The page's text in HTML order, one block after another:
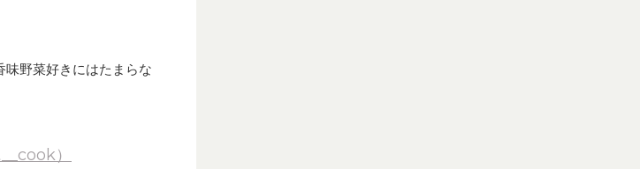
野菜好きにはたまらな
）